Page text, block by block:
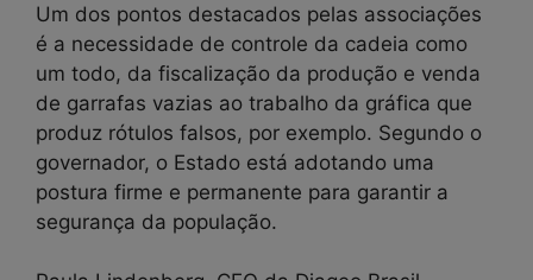
Um dos pontos destacados pelas associações
é a necessidade de controle da cadeia como
um todo, da fiscalização da produção e venda
de garrafas vazias ao trabalho da gráfica que
produz rótulos falsos, por exemplo. Segundo o
governador, o Estado está adotando uma
postura firme e permanente para garantir a
segurança da população.